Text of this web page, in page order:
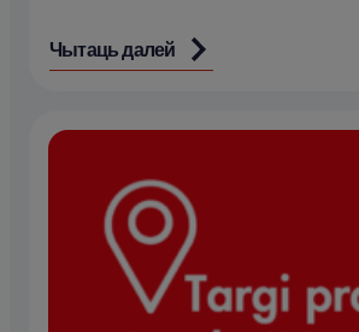
Чытаць далей